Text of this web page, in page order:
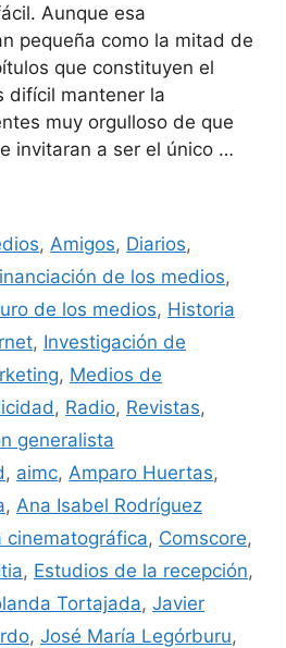
Aunque esa
pequeña como la mitad de
que constituyen el
difícil mantener la
muy orgulloso de que
invitaran a ser el único …
, Amigos, Diarios,
de los medios,
de los medios, Historia
, Investigación de
, Medios de
, Radio, Revistas,
generalista
, aimc, Amparo Huertas,
, Ana Isabel Rodríguez
cinematográfica, Comscore,
, Estudios de la recepción,
Tortajada, Javier
, José María Legórburu,